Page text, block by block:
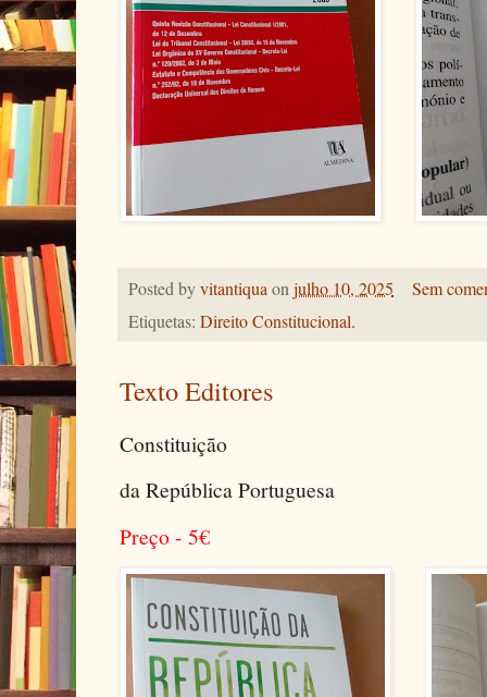
Posted byvitantiquaonjulho 10, 2025
Sem
Etiquetas: Direito Constitucional.
Texto Editores
Constituição
da República Portuguesa
Preço - 5€